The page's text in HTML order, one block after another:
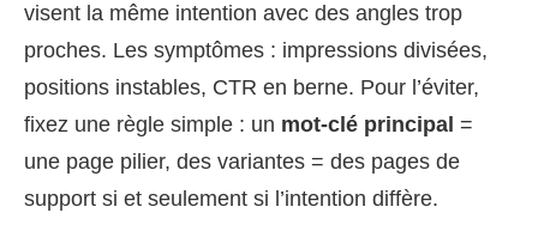
visent la même intention avec des angles trop
proches. Les symptômes : impressions divisées,
positions instables, CTR en berne. Pour l’éviter,
fixez une règle simple : un mot-clé principal =
une page pilier, des variantes = des pages de
support si et seulement si l’intention diffère.